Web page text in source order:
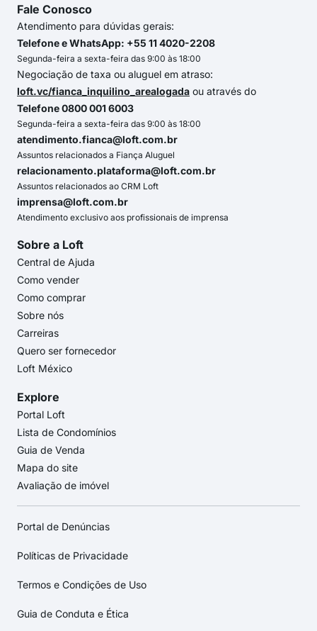
Fale Conosco
Atendimento para dúvidas gerais:
Telefone e WhatsApp: +55 11 4020-2208
Segunda-feira a sexta-feira das 9:00 às 18:00
Negociação de taxa ou aluguel em atraso:
loft.vc/fianca_inquilino_arealogada ou através do
Telefone 0800 001 6003
Segunda-feira a sexta-feira das 9:00 às 18:00
atendimento.fianca@loft.com.br
Assuntos relacionados a Fiança Aluguel
relacionamento.plataforma@loft.com.br
Assuntos relacionados ao CRM Loft
imprensa@loft.com.br
Atendimento exclusivo aos profissionais de imprensa
Sobre a Loft
Central de Ajuda
Como vender
Como comprar
Sobre nós
Carreiras
Quero ser fornecedor
Loft México
Explore
Portal Loft
Lista de Condomínios
Guia de Venda
Mapa do site
Avaliação de imóvel
Portal de Denúncias
Políticas de Privacidade
Termos e Condições de Uso
Guia de Conduta e Ética